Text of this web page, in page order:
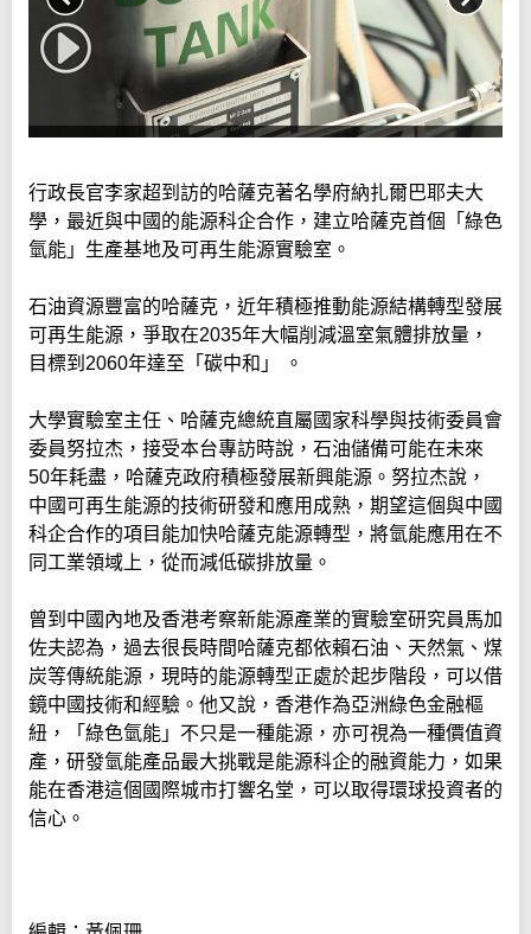
行政長官李家超到訪的哈薩克著名學府納扎爾巴耶夫大
學，最近與中國的能源科企合作，建立哈薩克首個「綠色
氫能」生產基地及可再生能源實驗室。
石油資源豐富的哈薩克，近年積極推動能源結構轉型發展
可再生能源，爭取在2035年大幅削減溫室氣體排放量，
目標到2060年達至「碳中和」 。
大學實驗室主任、哈薩克總統直屬國家科學與技術委員會
委員努拉杰，接受本台專訪時說，石油儲備可能在未來
50年耗盡，哈薩克政府積極發展新興能源。努拉杰說，
中國可再生能源的技術研發和應用成熟，期望這個與中國
科企合作的項目能加快哈薩克能源轉型，將氫能應用在不
同工業領域上，從而減低碳排放量。
曾到中國內地及香港考察新能源產業的實驗室研究員馬加
佐夫認為，過去很長時間哈薩克都依賴石油、天然氣、煤
炭等傳統能源，現時的能源轉型正處於起步階段，可以借
鏡中國技術和經驗。他又說，香港作為亞洲綠色金融樞
紐，「綠色氫能」不只是一種能源，亦可視為一種價值資
產，研發氫能產品最大挑戰是能源科企的融資能力，如果
能在香港這個國際城市打響名堂，可以取得環球投資者的
信心。